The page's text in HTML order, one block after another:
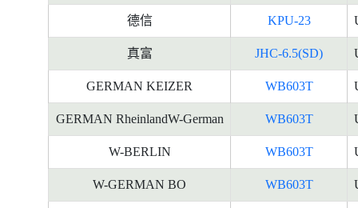
德信 KPU-23
真富 JHC-6.5(SD)
GERMAN KEIZER WB603T
GERMAN RheinlandW-German WB603T
W-BERLIN WB603T
W-GERMAN BO WB603T